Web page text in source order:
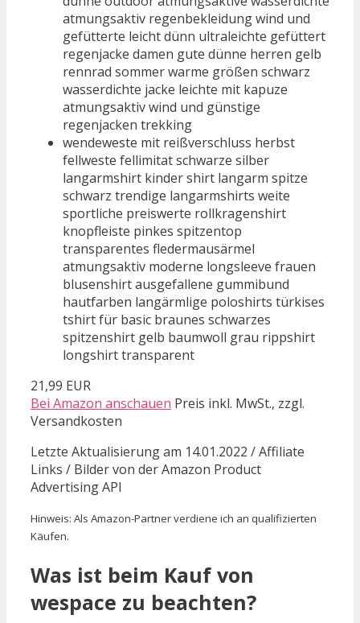
atmungsaktiv regenbekleidung wind und
gefütterte leicht dünn ultraleichte gefüttert
regenjacke damen gute dünne herren gelb
rennrad sommer warme größen schwarz
wasserdichte jacke leichte mit kapuze
atmungsaktiv wind und günstige
regenjacken trekking
wendeweste mit reißverschluss herbst
fellweste fellimitat schwarze silber
langarmshirt kinder shirt langarm spitze
schwarz trendige langarmshirts weite
sportliche preiswerte rollkragenshirt
knopfleiste pinkes spitzentop
transparentes fledermausärmel
atmungsaktiv moderne longsleeve frauen
blusenshirt ausgefallene gummibund
hautfarben langärmlige poloshirts türkises
tshirt für basic braunes schwarzes
spitzenshirt gelb baumwoll grau rippshirt
longshirt transparent
21,99 EUR
Bei Amazon anschauen Preis inkl. MwSt., zzgl.
Versandkosten
Letzte Aktualisierung am 14.01.2022 / Affiliate
Links / Bilder von der Amazon Product
Advertising API
Hinweis: Als Amazon-Partner verdiene ich an qualifizierten
Käufen.
Was ist beim Kauf von
wespace zu beachten?